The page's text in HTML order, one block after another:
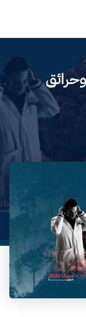
وحرائق